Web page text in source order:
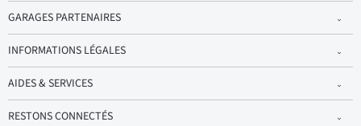
GARAGES PARTENAIRES
INFORMATIONS LÉGALES
AIDES & SERVICES
RESTONS CONNECTÉS